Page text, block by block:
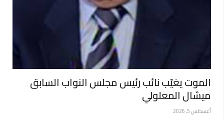
الموت يغيّب نائب رئيس مجلس النواب السابق
ميشال المعلولي
أغسطس 5, 2026